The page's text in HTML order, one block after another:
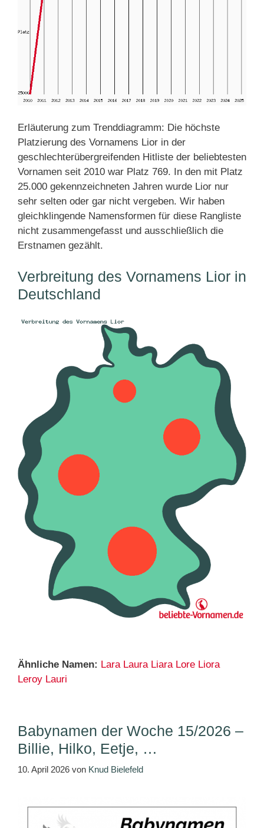
Erläuterung zum Trenddiagramm: Die höchste
Platzierung des Vornamens Lior in der
geschlechterübergreifenden Hitliste der beliebtesten
Vornamen seit 2010 war Platz 769. In den mit Platz
25.000 gekennzeichneten Jahren wurde Lior nur
sehr selten oder gar nicht vergeben. Wir haben
gleichklingende Namensformen für diese Rangliste
nicht zusammengefasst und ausschließlich die
Erstnamen gezählt.
Verbreitung des Vornamens Lior in
Deutschland
Ähnliche Namen: Lara Laura Liara Lore Liora
Leroy Lauri
Babynamen der Woche 15/2026 –
Billie, Hilko, Eetje, …
10. April 2026 von Knud Bielefeld